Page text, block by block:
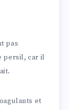
pas
persil, car il
et